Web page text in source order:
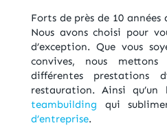
Forts de près de 10 années
Nous avons choisi pour
d’exception. Que vous
convives, nous
différentes prestations
restauration. Ainsi qu’un
teambuilding qui
d’entreprise.